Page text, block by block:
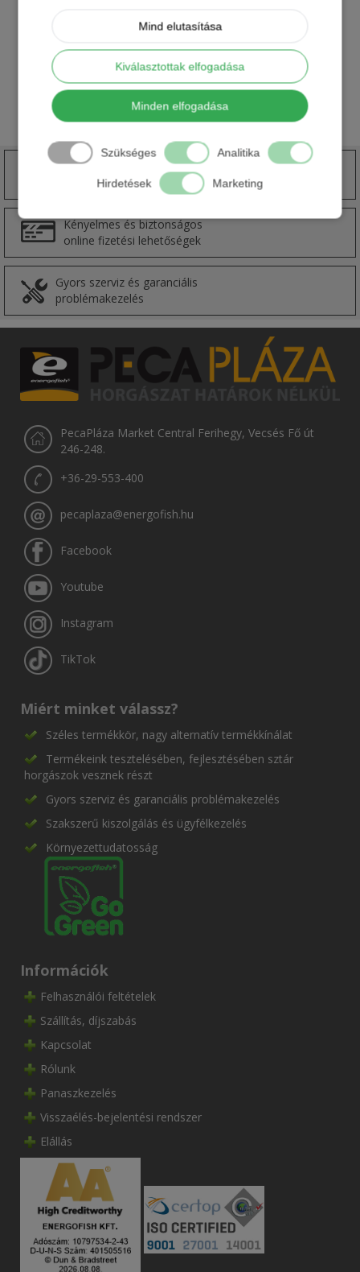
Mind elutasítása
Kiválasztottak elfogadása
Minden elfogadása
Szükséges Analitika
Hirdetések Marketing
Elfogadom az Adatkezelési Tájékoztatót
Ingyenes szállítási lehetőség
30.000 Ft feletti rendelés esetén
Kényelmes és biztonságos
online fizetési lehetőségek
Gyors szerviz és garanciális
problémakezelés
PecaPláza Market Central Ferihegy, Vecsés Fő út
246-248.
+36-29-553-400
pecaplaza@energofish.hu
Facebook
Youtube
Instagram
TikTok
Miért minket válassz?
Széles termékkör, nagy alternatív termékkínálat
Termékeink tesztelésében, fejlesztésében sztár
horgászok vesznek részt
Gyors szerviz és garanciális problémakezelés
Szakszerű kiszolgálás és ügyfélkezelés
Környezettudatosság
Információk
Felhasználói feltételek
Szállítás, díjszabás
Kapcsolat
Rólunk
Panaszkezelés
Visszaélés-bejelentési rendszer
Elállás